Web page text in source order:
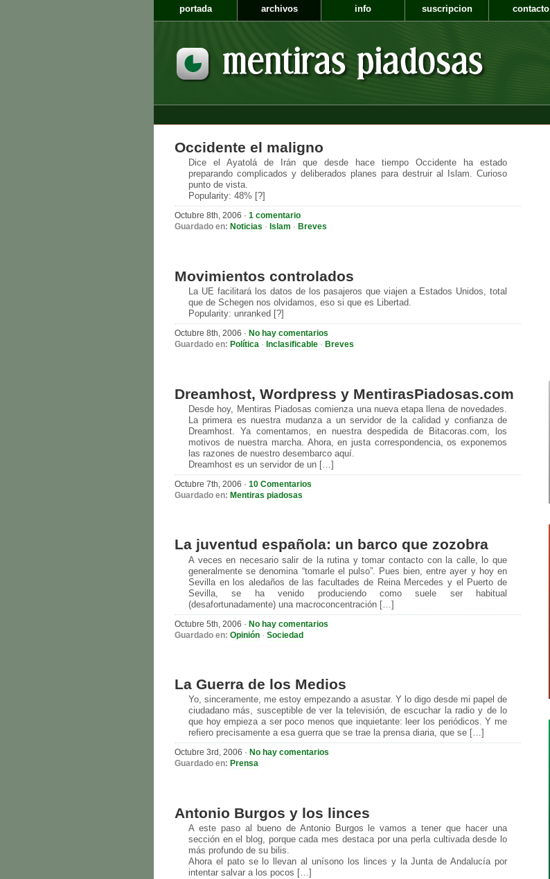
portada archivos info suscripcion contacto
Occidente el maligno
Dice el Ayatolá de Irán que desde hace tiempo Occidente ha estado
preparando complicados y deliberados planes para destruir al Islam. Curioso
punto de vista.
Popularity: 48% [?]
Octubre 8th, 2006 · 1 comentario
Guardado en: Noticias · Islam · Breves
Movimientos controlados
La UE facilitará los datos de los pasajeros que viajen a Estados Unidos, total
que de Schegen nos olvidamos, eso si que es Libertad.
Popularity: unranked [?]
Octubre 8th, 2006 · No hay comentarios
Guardado en: Política · Inclasificable · Breves
Dreamhost, Wordpress y MentirasPiadosas.com
Desde hoy, Mentiras Piadosas comienza una nueva etapa llena de novedades.
La primera es nuestra mudanza a un servidor de la calidad y confianza de
Dreamhost. Ya comentamos, en nuestra despedida de Bitacoras.com, los
motivos de nuestra marcha. Ahora, en justa correspondencia, os exponemos
las razones de nuestro desembarco aquí.
Dreamhost es un servidor de un […]
Octubre 7th, 2006 · 10 Comentarios
Guardado en: Mentiras piadosas
La juventud española: un barco que zozobra
A veces en necesario salir de la rutina y tomar contacto con la calle, lo que
generalmente se denomina “tomarle el pulso”. Pues bien, entre ayer y hoy en
Sevilla en los aledaños de las facultades de Reina Mercedes y el Puerto de
Sevilla, se ha venido produciendo como suele ser habitual
(desafortunadamente) una macroconcentración […]
Octubre 5th, 2006 · No hay comentarios
Guardado en: Opinión · Sociedad
La Guerra de los Medios
Yo, sinceramente, me estoy empezando a asustar. Y lo digo desde mi papel de
ciudadano más, susceptible de ver la televisión, de escuchar la radio y de lo
que hoy empieza a ser poco menos que inquietante: leer los periódicos. Y me
refiero precisamente a esa guerra que se trae la prensa diaria, que se […]
Octubre 3rd, 2006 · No hay comentarios
Guardado en: Prensa
Antonio Burgos y los linces
A este paso al bueno de Antonio Burgos le vamos a tener que hacer una
sección en el blog, porque cada mes destaca por una perla cultivada desde lo
más profundo de su bilis.
Ahora el pato se lo llevan al unísono los linces y la Junta de Andalucía por
intentar salvar a los pocos […]